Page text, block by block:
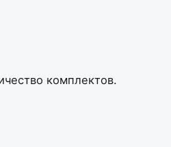
комплектов.